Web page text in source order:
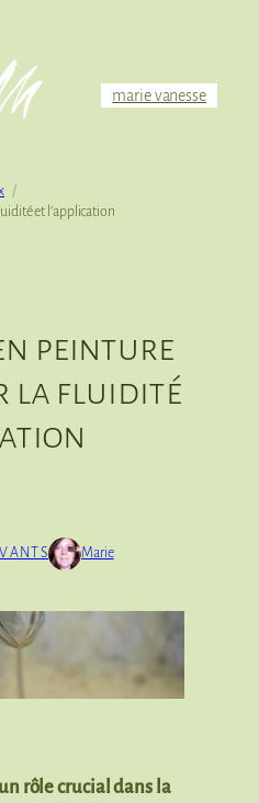
marie vanesse
et l’application
peinture
la fluidité
Marie
rôle crucial dans la